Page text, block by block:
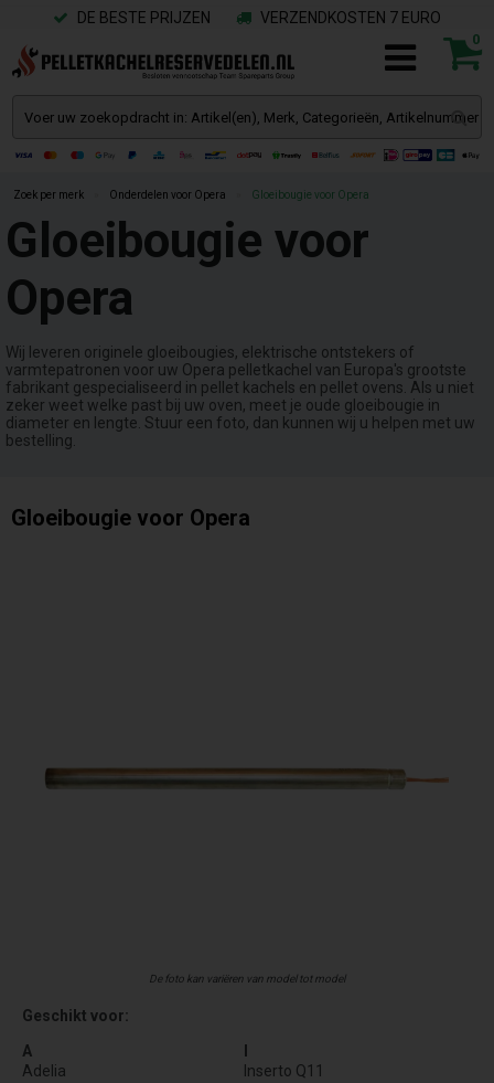
DE BESTE PRIJZEN VERZENDKOSTEN 7 EURO
0
Zoek per merk Onderdelen voor Opera Gloeibougie voor Opera
Gloeibougie voor
Opera
Wij leveren originele gloeibougies, elektrische ontstekers of
varmtepatronen voor uw Opera pelletkachel van Europa's grootste
fabrikant gespecialiseerd in pellet kachels en pellet ovens. Als u niet
zeker weet welke past bij uw oven, meet je oude gloeibougie in
diameter en lengte. Stuur een foto, dan kunnen wij u helpen met uw
bestelling.
Gloeibougie voor Opera
De foto kan variëren van model tot model
Geschikt voor:
A
Adelia
Inserto Q11